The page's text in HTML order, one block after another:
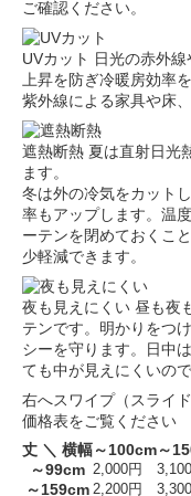
ご確認ください。
UVカット 日光の赤外
上昇を防ぎ冷暖房効率
紫外線による家具や床
遮熱断熱 夏は直射日光
ます。
冬は外の冷気をカット
率もアップします。温
ーテンを閉めておくこ
少軽減できます。
夜も見えにくい 昼も夜
テンです。明かりをつ
シーを守ります。日中
ても中が見えにくいの
右へスワイプ（スライ
価格表をご覧ください
丈 ＼ 横幅～100cm～
～99cm 2,000円
～159cm 2,200円